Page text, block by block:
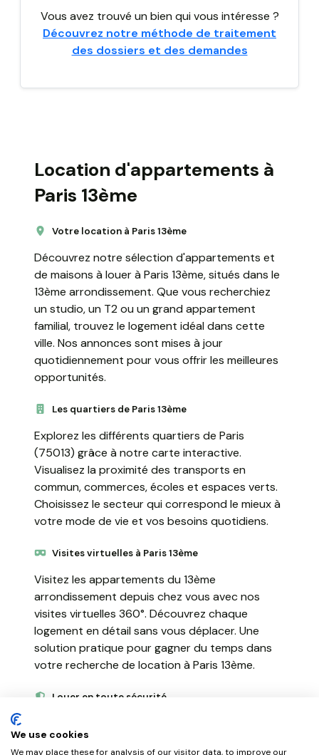
Vous avez trouvé un bien qui vous intéresse ?
Découvrez notre méthode de traitement
des dossiers et des demandes
Location d'appartements à
Paris 13ème
Votre location à Paris 13ème
Découvrez notre sélection d'appartements et
de maisons à louer à Paris 13ème, situés dans le
13ème arrondissement. Que vous recherchiez
un studio, un T2 ou un grand appartement
familial, trouvez le logement idéal dans cette
ville. Nos annonces sont mises à jour
quotidiennement pour vous offrir les meilleures
opportunités.
Les quartiers de Paris 13ème
Explorez les différents quartiers de Paris
(75013) grâce à notre carte interactive.
Visualisez la proximité des transports en
commun, commerces, écoles et espaces verts.
Choisissez le secteur qui correspond le mieux à
votre mode de vie et vos besoins quotidiens.
Visites virtuelles à Paris 13ème
Visitez les appartements du 13ème
arrondissement depuis chez vous avec nos
visites virtuelles 360°. Découvrez chaque
logement en détail sans vous déplacer. Une
solution pratique pour gagner du temps dans
votre recherche de location à Paris 13ème.
Louer en toute sécurité
(75013) avec un processus 100% en ligne.
We use cookies
We may place these for analysis of our visitor data, to improve our